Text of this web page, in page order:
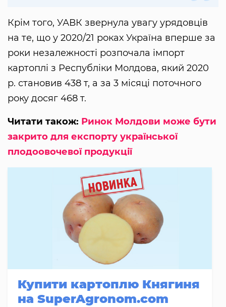
Крім того, УАВК звернула увагу урядовців
на те, що у 2020/21 роках Україна вперше за
роки незалежності розпочала імпорт
картоплі з Республіки Молдова, який 2020
р. становив 438 т, а за 3 місяці поточного
року досяг 468 т.
Читати також: Ринок Молдови може бути
закрито для експорту української
плодоовочевої продукції
Купити картоплю Княгиня
на SuperAgronom.com